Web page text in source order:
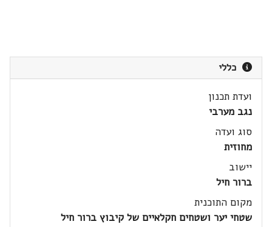
כללי
ועדת תכנון
נגב מערבי
סוג ועדה
מחוזית
יישוב
ברור חיל
מקום התוכנית
שטחי יער ושטחים חקלאיים של קיבוץ ברור חיל